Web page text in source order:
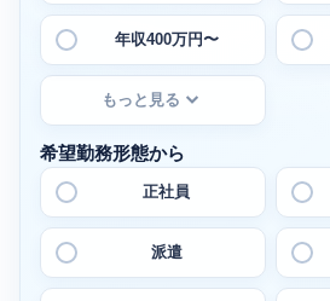
年収400万円〜
もっと見る
希望勤務形態から
正社員
派遣